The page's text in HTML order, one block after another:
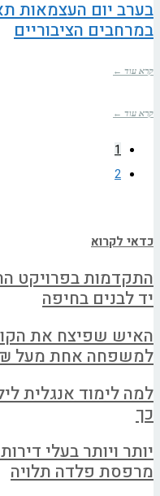
בערב יום העצמאות
במרחבים הציבוריים
קרא עוד ←
קרא עוד ←
1
2
כדאי לקרוא
התקדמות בפרויקט
יד לבנים בחיפה
האיש שפיצח את
למשפחה אחת מעל 100,000₪?
למה לימוד אנגלית
כך
יותר ויותר בעלי
מרפסת פלדה תלויה